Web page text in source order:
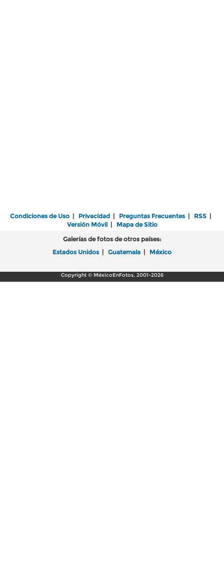
Condiciones de Uso | Privacidad | Preguntas Frecuentes | RSS |
Versión Móvil| Mapa de Sitio
Galerías de fotos de otros países:
Estados Unidos | Guatemala | México
Copyright © MéxicoEnFotos, 2001-2026